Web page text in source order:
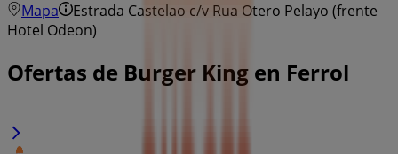
Mapa
Estrada Castelao c/v Rua Otero Pelayo (frente
Hotel Odeon)
Ofertas de Burger King en Ferrol